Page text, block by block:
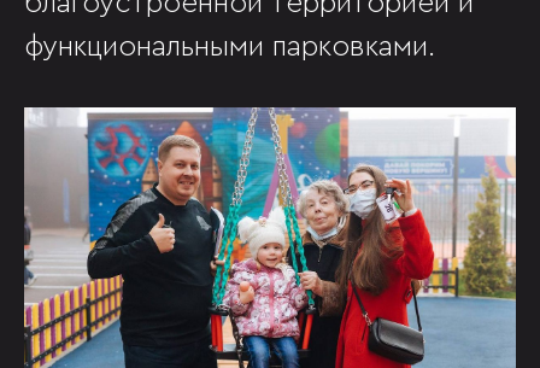
функциональными парковками.